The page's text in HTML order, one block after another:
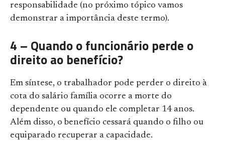
responsabilidade (no próximo tópico vamos
demonstrar a importância deste termo).
4 – Quando o funcionário perde o
direito ao benefício?
Em síntese, o trabalhador pode perder o direito à
cota do salário família ocorre a morte do
dependente ou quando ele completar 14 anos.
Além disso, o benefício cessará quando o filho ou
equiparado recuperar a capacidade.